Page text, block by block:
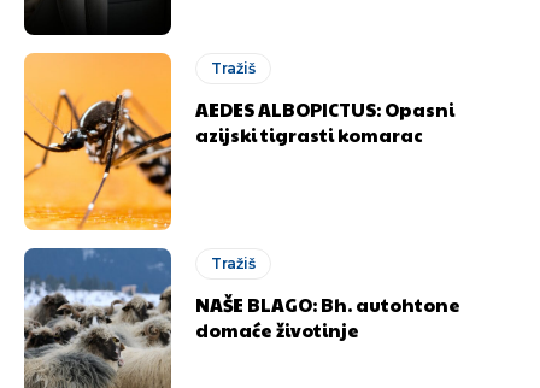
Tražiš
AEDES ALBOPICTUS: Opasni
azijski tigrasti komarac
Tražiš
NAŠE BLAGO: Bh. autohtone
domaće životinje